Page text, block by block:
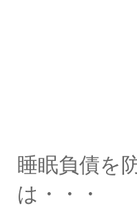
睡眠負債を
は・・・